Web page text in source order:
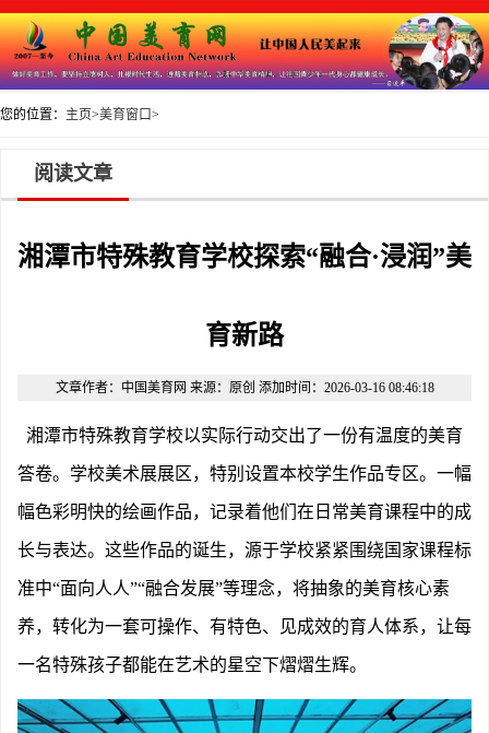
您的位置： 主页>美育窗口>
阅读文章
湘潭市特殊教育学校探索“融合·浸润”美
育新路
文章作者：中国美育网 来源：原创 添加时间：2026-03-16 08:46:18
湘潭市特殊教育学校以实际行动交出了一份有温度的美育
答卷。学校美术展展区，特别设置本校学生作品专区。一幅
幅色彩明快的绘画作品，记录着他们在日常美育课程中的成
长与表达。这些作品的诞生，源于学校紧紧围绕国家课程标
准中“面向人人”“融合发展”等理念，将抽象的美育核心素
养，转化为一套可操作、有特色、见成效的育人体系，让每
一名特殊孩子都能在艺术的星空下熠熠生辉。